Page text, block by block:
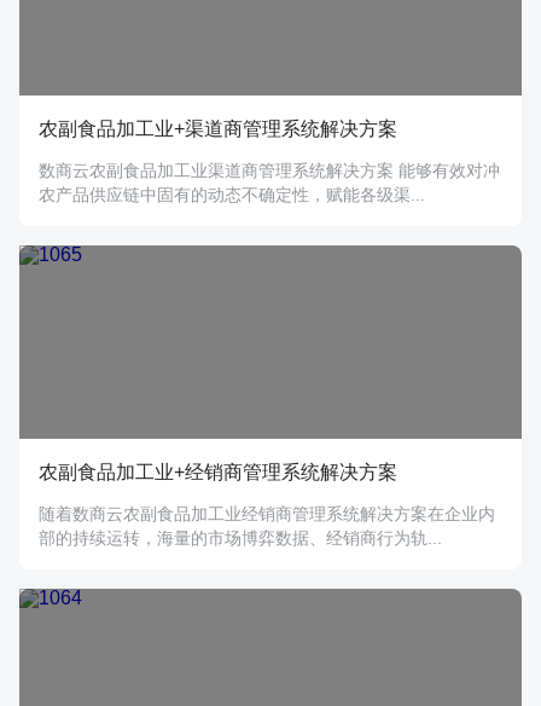
农副食品加工业+渠道商管理系统解决方案
数商云农副食品加工业渠道商管理系统解决方案 能够有效对冲
农产品供应链中固有的动态不确定性，赋能各级渠...
农副食品加工业+经销商管理系统解决方案
随着数商云农副食品加工业经销商管理系统解决方案在企业内
部的持续运转，海量的市场博弈数据、经销商行为轨...